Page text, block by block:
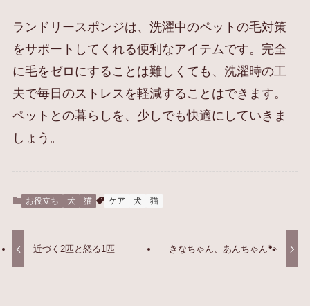
ランドリースポンジは、洗濯中のペットの毛対策
をサポートしてくれる便利なアイテムです。完全
に毛をゼロにすることは難しくても、洗濯時の工
夫で毎日のストレスを軽減することはできます。
ペットとの暮らしを、少しでも快適にしていきま
しょう。
お役立ち 犬 猫 ケア 犬 猫
近づく2匹と怒る1匹 きなちゃん、あんちゃん🐾